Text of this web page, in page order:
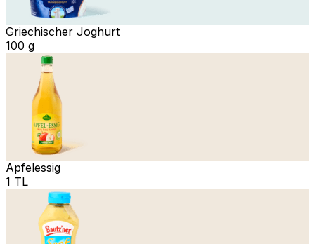
Griechischer Joghurt
100 g
Apfelessig
1 TL